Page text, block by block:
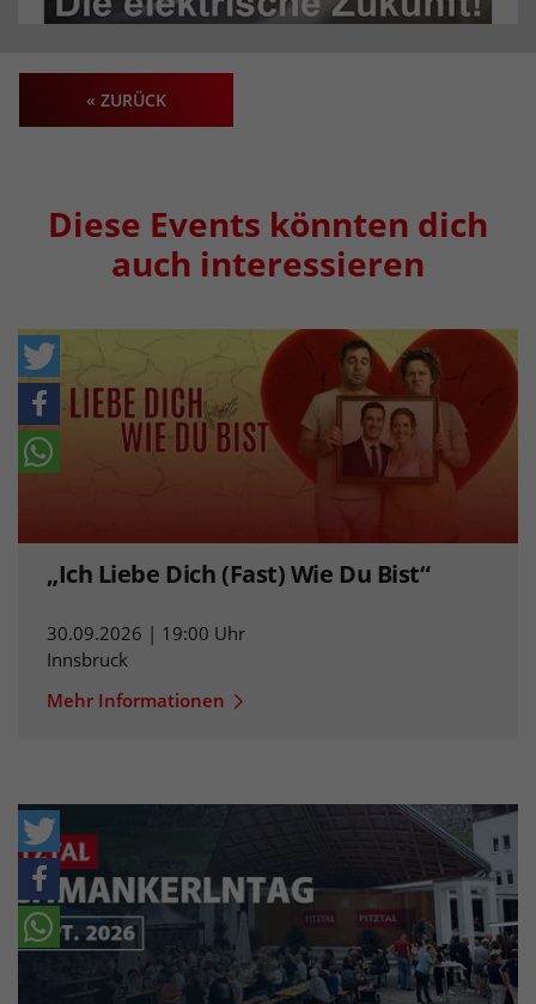
« ZURÜCK
Diese Events könnten dich
auch interessieren
„Ich Liebe Dich (Fast) Wie Du Bist“
30.09.2026 | 19:00 Uhr
Innsbruck
Mehr Informationen